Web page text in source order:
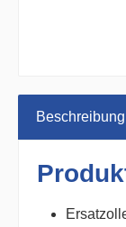
Beschreibung